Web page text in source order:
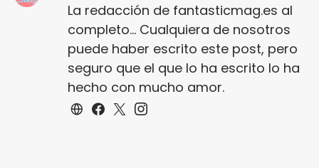
La redacción de fantasticmag.es al
completo... Cualquiera de nosotros
puede haber escrito este post, pero
seguro que el que lo ha escrito lo ha
hecho con mucho amor.